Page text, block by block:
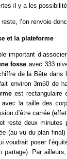
il y a les
reste, l’on renvoie
et la plateforme
important
fosse avec 333
de la Bête dans
environ 3m50 de
est rectangulaire
avec la taille des
d’être carrée
et reste deux
(au vu du plan
voudrait poser
partage). Par